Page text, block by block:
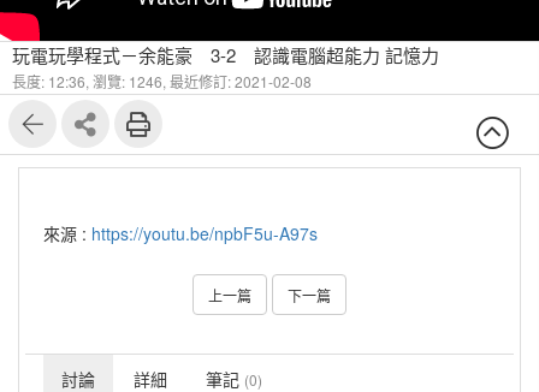
玩電玩學程式－余能豪 3-2 認識電腦超能力 記憶力
長度: 12:36, 瀏覽: 1246, 最近修訂: 2021-02-08
來源 : https://youtu.be/npbF5u-A97s
上一篇 下一篇
討論 詳細 筆記 (0)